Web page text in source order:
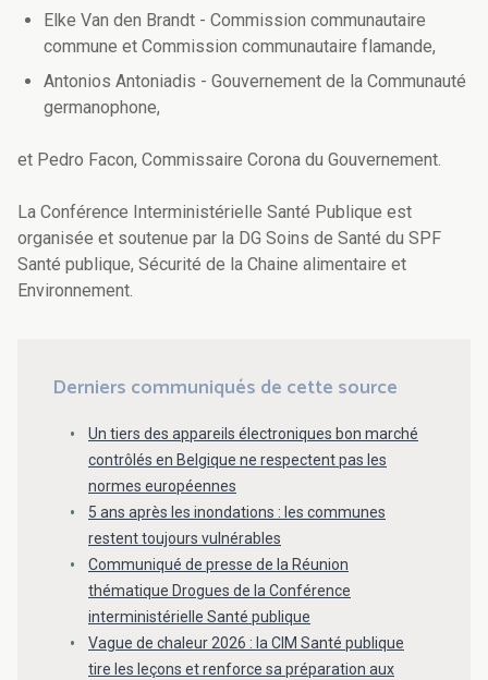
Elke Van den Brandt - Commission communautaire
commune et Commission communautaire flamande,
Antonios Antoniadis - Gouvernement de la Communauté
germanophone,
et Pedro Facon, Commissaire Corona du Gouvernement.
La Conférence Interministérielle Santé Publique est
organisée et soutenue par la DG Soins de Santé du SPF
Santé publique, Sécurité de la Chaine alimentaire et
Environnement.
Derniers communiqués de cette source
Un tiers des appareils électroniques bon marché
contrôlés en Belgique ne respectent pas les
normes européennes
5 ans après les inondations : les communes
restent toujours vulnérables
Communiqué de presse de la Réunion
thématique Drogues de la Conférence
interministérielle Santé publique
Vague de chaleur 2026 : la CIM Santé publique
tire les leçons et renforce sa préparation aux